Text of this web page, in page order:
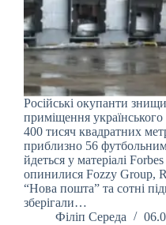
Російські окупанти
приміщення
400 тисяч квадратних
приблизно 56
йдеться у матеріалі
опинилися Fozzy Group,
“Нова пошта” та сотні
зберігали…
Філіп Середа